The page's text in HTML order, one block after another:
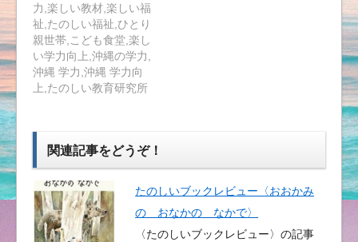
力,楽しい教材,楽しい福
祉,たのしい福祉,ひとり
親世帯,こども食堂,楽し
い学力向上,沖縄の学力,
沖縄 学力,沖縄 学力向
上,たのしい教育研究所
関連記事をどうぞ！
たのしいブックレビュー〈おおかみ
の おなかの なかで〉
〈たのしいブックレビュー〉の記事